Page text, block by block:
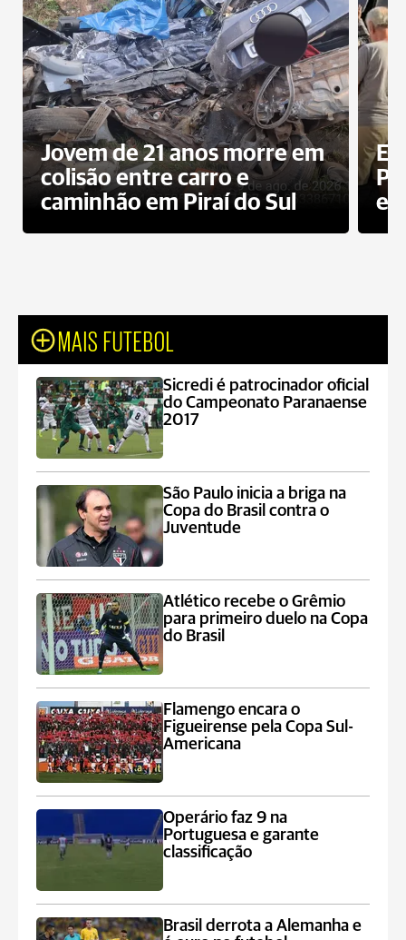
Jovem de 21 anos morre em
colisão entre carro e
caminhão em Piraí do Sul
MAIS FUTEBOL
Sicredi é patrocinador oficial
do Campeonato Paranaense
2017
São Paulo inicia a briga na
Copa do Brasil contra o
Juventude
Atlético recebe o Grêmio
para primeiro duelo na Copa
do Brasil
Flamengo encara o
Figueirense pela Copa Sul-
Americana
Operário faz 9 na
Portuguesa e garante
classificação
Brasil derrota a Alemanha e